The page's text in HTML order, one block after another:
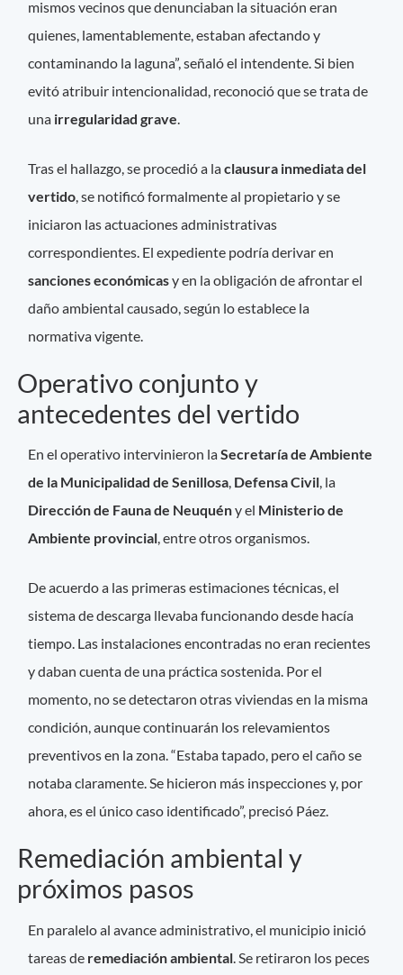
mismos vecinos que denunciaban la situación eran
quienes, lamentablemente, estaban afectando y
contaminando la laguna”, señaló el intendente. Si bien
evitó atribuir intencionalidad, reconoció que se trata de
una irregularidad grave.
Tras el hallazgo, se procedió a laclausura inmediata del
vertido, se notificó formalmente al propietario y se
iniciaron las actuaciones administrativas
correspondientes. El expediente podría derivar en
sanciones económicasy en la obligación de afrontar el
daño ambiental causado, según lo establece la
normativa vigente.
Operativo conjunto y
antecedentes del vertido
En el operativo intervinieron laSecretaría de Ambiente
de la Municipalidad de Senillosa, Defensa Civil, la
Dirección de Fauna de Neuquény el Ministerio de
Ambiente provincial, entre otros organismos.
De acuerdo a las primeras estimaciones técnicas, el
sistema de descarga llevaba funcionando desde hacía
tiempo. Las instalaciones encontradas no eran recientes
y daban cuenta de una práctica sostenida. Por el
momento, no se detectaron otras viviendas en la misma
condición, aunque continuarán los relevamientos
preventivos en la zona. “Estaba tapado, pero el caño se
notaba claramente. Se hicieron más inspecciones y, por
ahora, es el único caso identificado”, precisó Páez.
Remediación ambiental y
próximos pasos
En paralelo al avance administrativo, el municipio inició
tareas de remediación ambiental . Se retiraron los peces